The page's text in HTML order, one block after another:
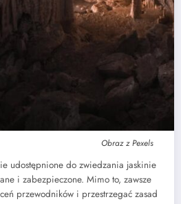
Obraz z Pexels
udostępnione do zwiedzania jaskinie
i zabezpieczone. Mimo to, zawsze
przewodników i przestrzegać zasad